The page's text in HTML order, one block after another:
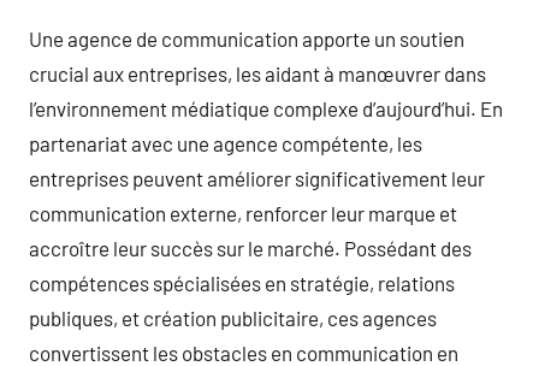
Une agence de communication apporte un soutien
crucial aux entreprises, les aidant à manœuvrer dans
l’environnement médiatique complexe d’aujourd’hui. En
partenariat avec une agence compétente, les
entreprises peuvent améliorer significativement leur
communication externe, renforcer leur marque et
accroître leur succès sur le marché. Possédant des
compétences spécialisées en stratégie, relations
publiques, et création publicitaire, ces agences
convertissent les obstacles en communication en